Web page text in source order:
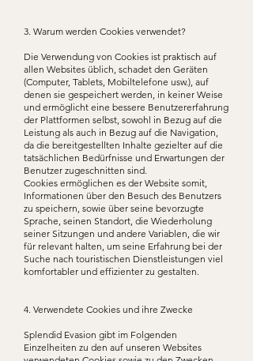
3. Warum werden Cookies verwendet?
Die Verwendung von Cookies ist praktisch auf
allen Websites üblich, schadet den Geräten
(Computer, Tablets, Mobiltelefone usw.), auf
denen sie gespeichert werden, in keiner Weise
und ermöglicht eine bessere Benutzererfahrung
der Plattformen selbst, sowohl in Bezug auf die
Leistung als auch in Bezug auf die Navigation,
da die bereitgestellten Inhalte gezielter auf die
tatsächlichen Bedürfnisse und Erwartungen der
Benutzer zugeschnitten sind.
Cookies ermöglichen es der Website somit,
Informationen über den Besuch des Benutzers
zu speichern, sowie über seine bevorzugte
Sprache, seinen Standort, die Wiederholung
seiner Sitzungen und andere Variablen, die wir
für relevant halten, um seine Erfahrung bei der
Suche nach touristischen Dienstleistungen viel
komfortabler und effizienter zu gestalten.
4. Verwendete Cookies und ihre Zwecke
Splendid Evasion gibt im Folgenden
Einzelheiten zu den auf unseren Websites